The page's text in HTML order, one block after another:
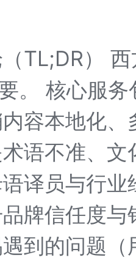
TL;DR）
。 核心服
容本地化
语不准、
译员与行
牌信任度
到的问题